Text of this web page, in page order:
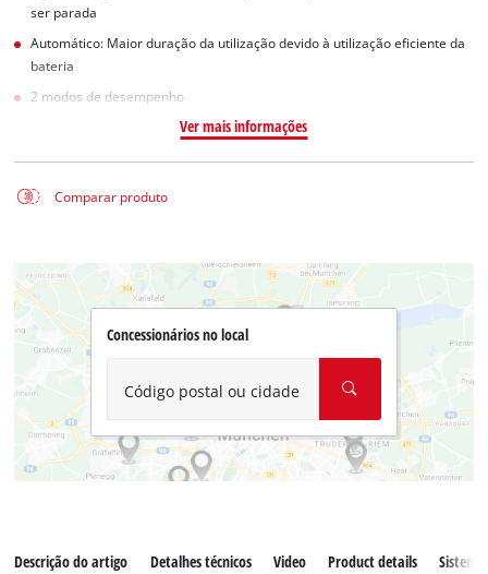
ser parada
Automático: Maior duração da utilização devido à utilização eficiente da
bateria
2 modos de desempenho
Ver mais informações
Comparar produto
Concessionários no local
Código postal ou cidade
Descrição do artigo Detalhes técnicos Video Product details